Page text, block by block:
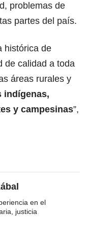
problemas de
partes del país.
histórica de
de calidad a toda
áreas rurales y
indígenas,
y campesinas”,
en el
justicia